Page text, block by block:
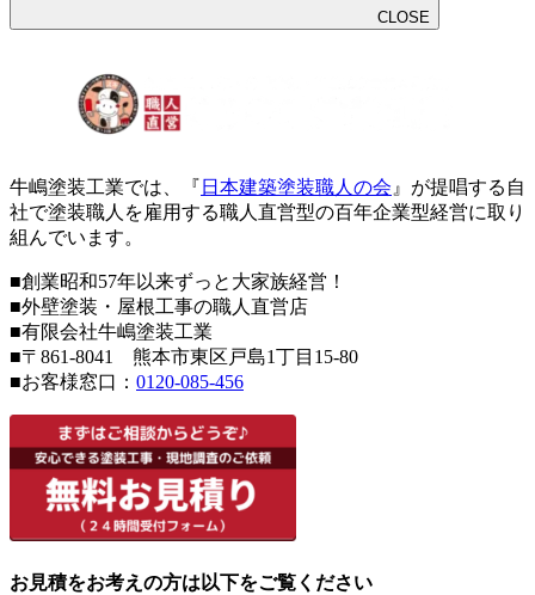
CLOSE
牛嶋塗装工業では、『 日本建築塗装職人の会 』が提唱する自
社で塗装職人を雇用する職人直営型の百年企業型経営に取り
組んでいます。
■創業昭和57年以来ずっと大家族経営！
■外壁塗装・屋根工事の職人直営店
■有限会社牛嶋塗装工業
■〒861-8041 熊本市東区戸島1丁目15-80
■お客様窓口： 0120-085-456
お見積をお考えの方は以下をご覧ください